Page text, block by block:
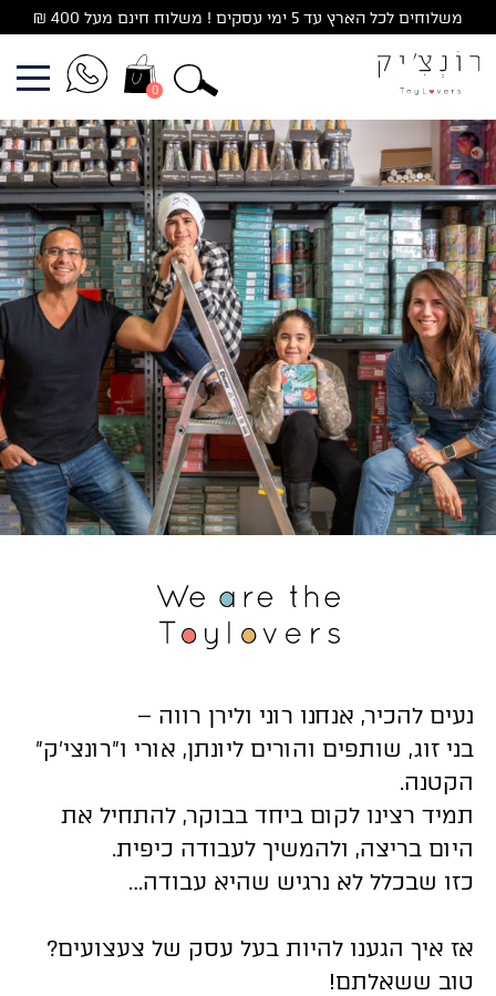
משלוחים לכל הארץ עד 5 ימי עסקים ! משלוח חינם מעל 400 ₪
0
נעים להכיר, אנחנו רוני ולירן רווה –
בני זוג, שותפים והורים ליונתן, אורי ו״רונצי׳ק״
הקטנה.
תמיד רצינו לקום ביחד בבוקר, להתחיל את
היום בריצה, ולהמשיך לעבודה כיפית.
כזו שבכלל לא נרגיש שהיא עבודה…
אז איך הגענו להיות בעל עסק של צעצועים?
טוב ששאלתם!